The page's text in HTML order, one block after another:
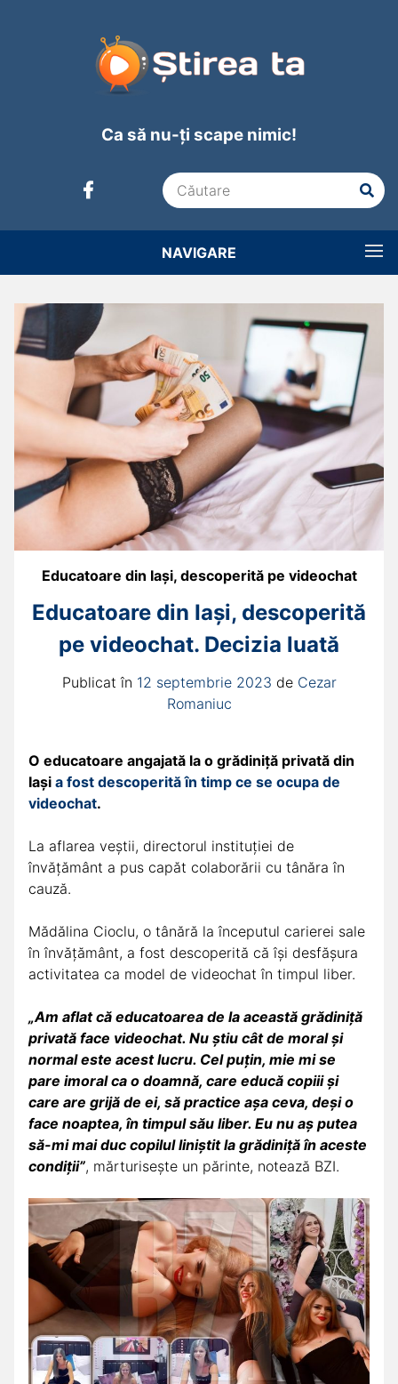
Ca să nu-ți scape nimic!
NAVIGARE
Educatoare din Iași, descoperită pe videochat
Educatoare din Iași, descoperită
pe videochat. Decizia luată
Publicat în 12 septembrie 2023 de Cezar
Romaniuc
O educatoare angajată la o grădiniță privată din
Iași a fost descoperită în timp ce se ocupa de
videochat.
La aflarea veștii, directorul instituției de
învățământ a pus capăt colaborării cu tânăra în
cauză.
Mădălina Cioclu, o tânără la începutul carierei sale
în învățământ, a fost descoperită că își desfășura
activitatea ca model de videochat în timpul liber.
„Am aflat că educatoarea de la această grădiniță
privată face videochat. Nu știu cât de moral și
normal este acest lucru. Cel puțin, mie mi se
pare imoral ca o doamnă, care educă copiii și
care are grijă de ei, să practice așa ceva, deși o
face noaptea, în timpul său liber. Eu nu aș putea
să-mi mai duc copilul liniștit la grădiniță în aceste
condiții”, mărturisește un părinte, notează BZI.